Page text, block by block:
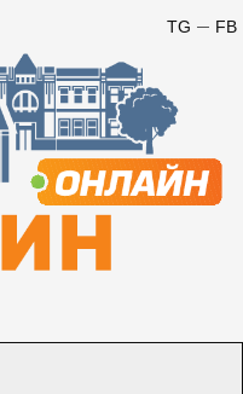
FB
TG